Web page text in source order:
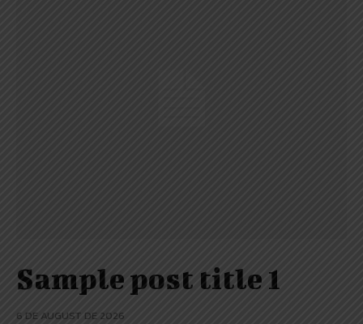
Sample post title 1
6 DE AUGUST DE 2026